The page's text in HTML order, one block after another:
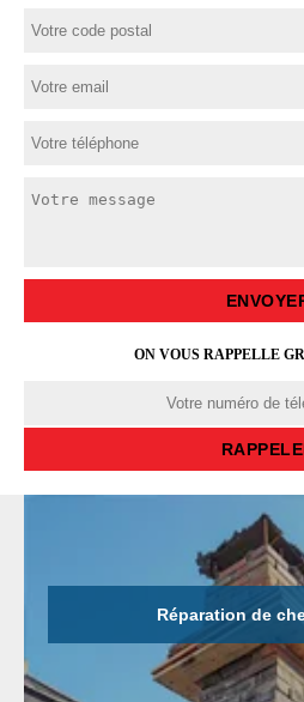
ON VOUS RAPPELLE
Réparation de